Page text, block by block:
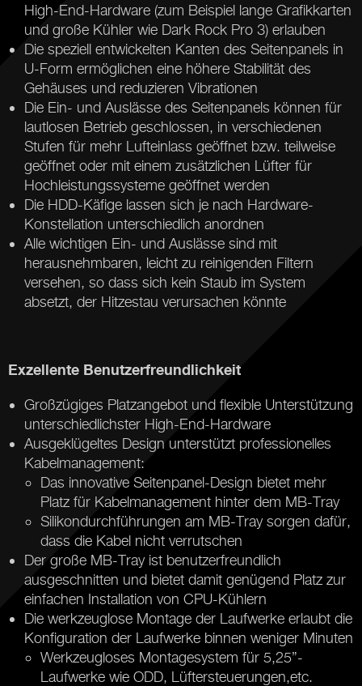
High-End-Hardware (zum Beispiel lange Grafikkarten
und große Kühler wie Dark Rock Pro 3) erlauben
Die speziell entwickelten Kanten des Seitenpanels in
U-Form ermöglichen eine höhere Stabilität des
Gehäuses und reduzieren Vibrationen
Die Ein- und Auslässe des Seitenpanels können für
lautlosen Betrieb geschlossen, in verschiedenen
Stufen für mehr Lufteinlass geöffnet bzw. teilweise
geöffnet oder mit einem zusätzlichen Lüfter für
Hochleistungssysteme geöffnet werden
Die HDD-Käfige lassen sich je nach Hardware-
Konstellation unterschiedlich anordnen
Alle wichtigen Ein- und Auslässe sind mit
herausnehmbaren, leicht zu reinigenden Filtern
versehen, so dass sich kein Staub im System
absetzt, der Hitzestau verursachen könnte
Exzellente Benutzerfreundlichkeit
Großzügiges Platzangebot und flexible Unterstützung
unterschiedlichster High-End-Hardware
Ausgeklügeltes Design unterstützt professionelles
Kabelmanagement:
Das innovative Seitenpanel-Design bietet mehr
Platz für Kabelmanagement hinter dem MB-Tray
Silikondurchführungen am MB-Tray sorgen dafür,
dass die Kabel nicht verrutschen
Der große MB-Tray ist benutzerfreundlich
ausgeschnitten und bietet damit genügend Platz zur
einfachen Installation von CPU-Kühlern
Die werkzeuglose Montage der Laufwerke erlaubt die
Konfiguration der Laufwerke binnen weniger Minuten
Werkzeugloses Montagesystem für 5,25”-
Laufwerke wie ODD, Lüftersteuerungen,etc.